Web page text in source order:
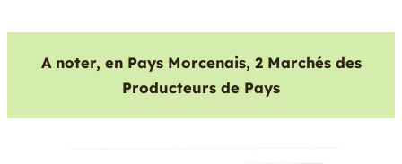
A noter, en Pays Morcenais, 2 Marchés des
Producteurs de Pays